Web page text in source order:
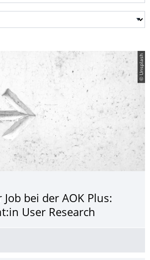
© Unsplash
Job bei der AOK Plus:
User Research